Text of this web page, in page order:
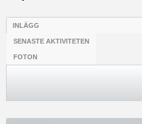
INLÄGG
SENASTE AKTIVITETEN
FOTON